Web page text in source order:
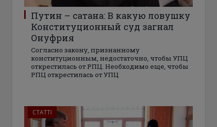
Путин – сатана: В какую ловушку
Конституционный суд загнал
Онуфрия
Согласно закону, признанному
конституционным, недостаточно, чтобы УПЦ
открестилась от РПЦ. Необходимо еще, чтобы
РПЦ открестилась от УПЦ
СТАТТІ